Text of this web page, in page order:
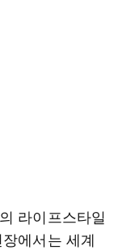
라이프스타일
에서는 세계